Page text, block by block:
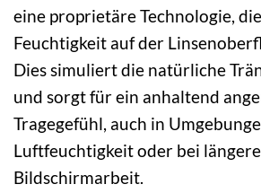
eine proprietäre Technologie,
Feuchtigkeit auf der
Dies simuliert die natürliche
und sorgt für ein anhaltend
Tragegefühl, auch in
Luftfeuchtigkeit oder bei
Bildschirmarbeit.